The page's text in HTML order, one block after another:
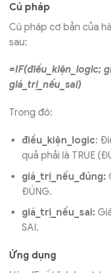
Cú pháp
Cú pháp cơ bản của
sau:
=IF(điều_kiện_logic;
giá_trị_nếu_sai)
Trong đó:
điều_kiện_logic:
quả phải là TRUE
giá_trị_nếu_đúng:
ĐÚNG.
giá_trị_nếu_sai:
SAI.
Ứng dụng